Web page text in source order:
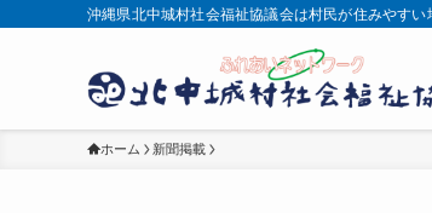
沖縄県北中城村社会福祉協議会は村民が住みやす
ホーム 新聞掲載